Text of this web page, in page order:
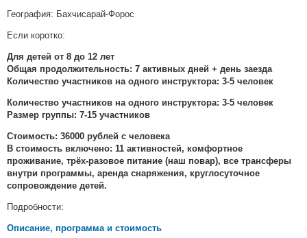
География: Бахчисарай-Форос
Если коротко:
Для детей от 8 до 12 лет
Общая продолжительность: 7 активных дней + день заезда
Количество участников на одного инструктора: 3-5 человек
Количество участников на одного инструктора: 3-5 человек
Размер группы: 7-15 участников
Стоимость: 36000 рублей с человека
В стоимость включено: 11 активностей, комфортное
проживание, трёх-разовое питание (наш повар), все трансферы
внутри программы, аренда снаряжения, круглосуточное
сопровождение детей.
Подробности:
Описание, программа и стоимость